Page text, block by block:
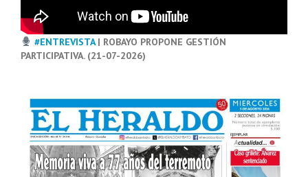
#ENTREVISTA| ROBAYO PROPONE GESTIÓN
PARTICIPATIVA. (21-07-2026)